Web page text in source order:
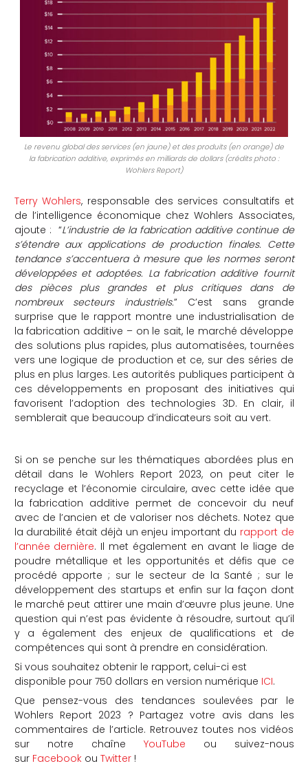
Le revenu global des services (en jaune) et des produits (en orange) de
la fabrication additive, exprimés en milliards de dollars (crédits photo :
Wohlers Report)
Terry Wohlers, responsable des services consultatifs et
de l’intelligence économique chez Wohlers Associates,
ajoute : “L’industrie de la fabrication additive continue de
s’étendre aux applications de production finales. Cette
tendance s’accentuera à mesure que les normes seront
développées et adoptées. La fabrication additive fournit
des pièces plus grandes et plus critiques dans de
nombreux secteurs industriels.” C’est sans grande
surprise que le rapport montre une industrialisation de
la fabrication additive – on le sait, le marché développe
des solutions plus rapides, plus automatisées, tournées
vers une logique de production et ce, sur des séries de
plus en plus larges. Les autorités publiques participent à
ces développements en proposant des initiatives qui
favorisent l’adoption des technologies 3D. En clair, il
semblerait que beaucoup d’indicateurs soit au vert.
Si on se penche sur les thématiques abordées plus en
détail dans le Wohlers Report 2023, on peut citer le
recyclage et l’économie circulaire, avec cette idée que
la fabrication additive permet de concevoir du neuf
avec de l’ancien et de valoriser nos déchets. Notez que
la durabilité était déjà un enjeu important du rapport de
l’année dernière. Il met également en avant le liage de
poudre métallique et les opportunités et défis que ce
procédé apporte ; sur le secteur de la Santé ; sur le
développement des startups et enfin sur la façon dont
le marché peut attirer une main d’œuvre plus jeune. Une
question qui n’est pas évidente à résoudre, surtout qu’il
y a également des enjeux de qualifications et de
compétences qui sont à prendre en considération.
Si vous souhaitez obtenir le rapport, celui-ci est
disponible pour 750 dollars en version numérique ICI.
Que pensez-vous des tendances soulevées par le
Wohlers Report 2023 ? Partagez votre avis dans les
commentaires de l’article. Retrouvez toutes nos vidéos
sur notre chaîne YouTube ou suivez-nous
sur Facebookou Twitter!